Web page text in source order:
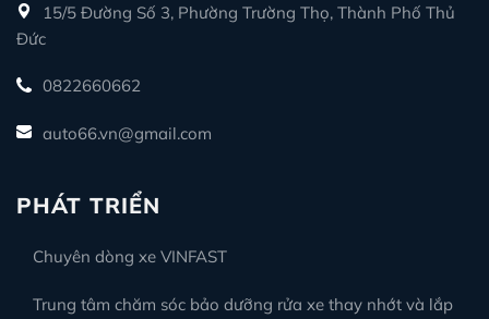
15/5 Đường Số 3, Phường Trường Thọ, Thành Phố Thủ
Đức
0822660662
auto66.vn@gmail.com
PHÁT TRIỂN
Chuyên dòng xe VINFAST
Trung tâm chăm sóc bảo dưỡng rửa xe thay nhớt và lắp